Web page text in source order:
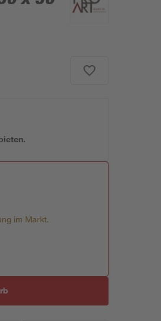
im Markt.